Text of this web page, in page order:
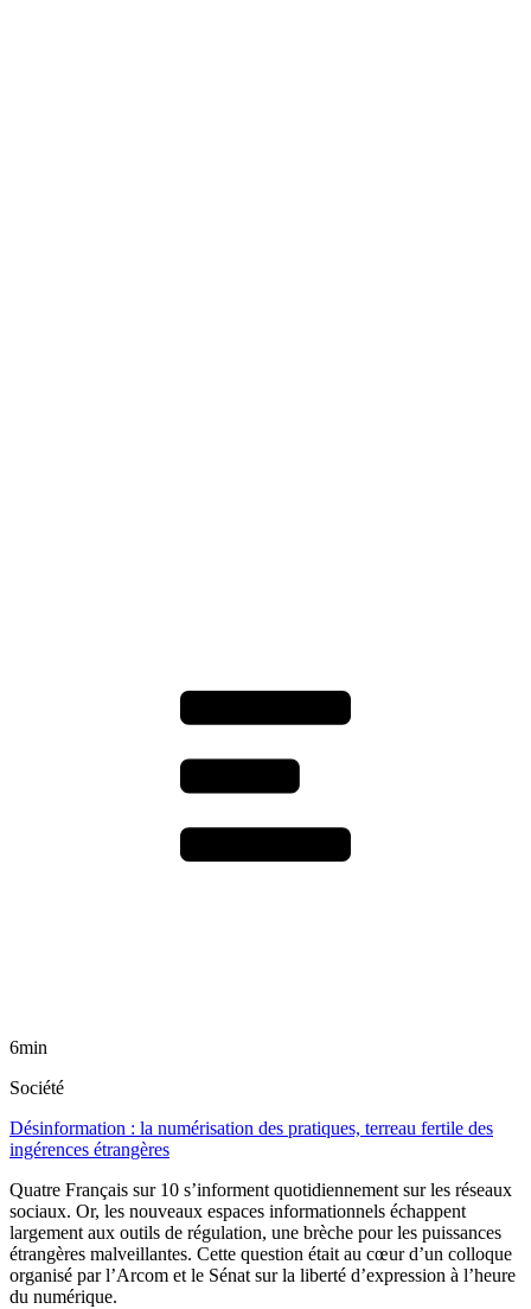
6min
Société
Désinformation : la numérisation des pratiques, terreau fertile des
ingérences étrangères
Quatre Français sur 10 s’informent quotidiennement sur les réseaux
sociaux. Or, les nouveaux espaces informationnels échappent
largement aux outils de régulation, une brèche pour les puissances
étrangères malveillantes. Cette question était au cœur d’un colloque
organisé par l’Arcom et le Sénat sur la liberté d’expression à l’heure
du numérique.